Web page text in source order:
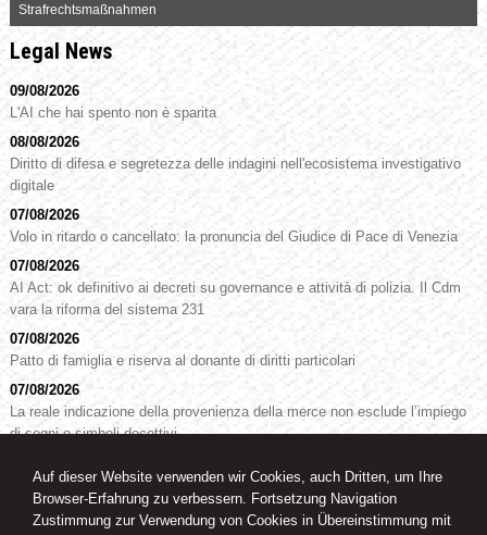
Auf dieser Website verwenden wir Cookies, auch Dritten, um Ihre
Browser-Erfahrung zu verbessern. Fortsetzung Navigation
Zustimmung zur Verwendung von Cookies in Übereinstimmung mit
Strafrechtsmaßnahmen
Legal News
09/08/2026
L'AI che hai spento non è sparita
08/08/2026
Diritto di difesa e segretezza delle indagini nell'ecosistema investigativo
digitale
07/08/2026
Volo in ritardo o cancellato: la pronuncia del Giudice di Pace di Venezia
07/08/2026
AI Act: ok definitivo ai decreti su governance e attività di polizia. Il Cdm
vara la riforma del sistema 231
07/08/2026
Patto di famiglia e riserva al donante di diritti particolari
07/08/2026
La reale indicazione della provenienza della merce non esclude l’impiego
di segni o simboli decettivi
RA. Dr. Oswald Knoll